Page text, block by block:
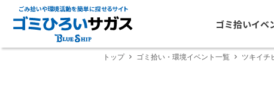
ごみ拾いや環境活動を簡単に探せるサイト
ゴミ拾いイベ
トップ ゴミ拾い・環境イベント一覧 ツキイチ